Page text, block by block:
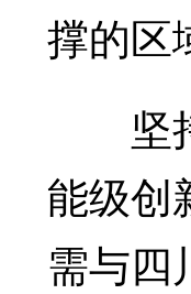
撑的区
坚持
能级创
需与四